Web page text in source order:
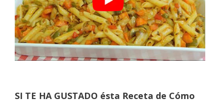
SI TE HA GUSTADO ésta Receta de Cómo